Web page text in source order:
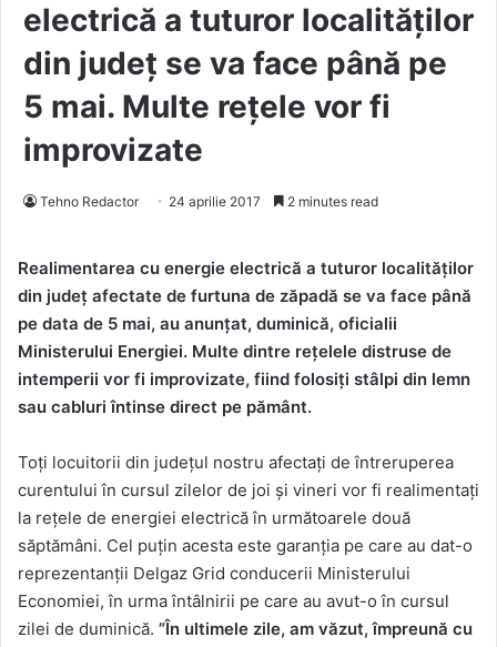
electrică a tuturor localităților
din județ se va face până pe
5 mai. Multe rețele vor fi
improvizate
Tehno Redactor 24 aprilie 2017 2 minutes read
Realimentarea cu energie electrică a tuturor localităților
din județ afectate de furtuna de zăpadă se va face până
pe data de 5 mai, au anunțat, duminică, oficialii
Ministerului Energiei. Multe dintre rețelele distruse de
intemperii vor fi improvizate, fiind folosiți stâlpi din lemn
sau cabluri întinse direct pe pământ.
Toți locuitorii din județul nostru afectați de întreruperea
curentului în cursul zilelor de joi și vineri vor fi realimentați
la rețele de energiei electrică în următoarele două
săptămâni. Cel puțin acesta este garanția pe care au dat-o
reprezentanții Delgaz Grid conducerii Ministerului
Economiei, în urma întâlnirii pe care au avut-o în cursul
zilei de duminică. ”În ultimele zile, am văzut, împreună cu